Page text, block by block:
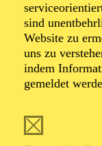
sind
Website zu
uns zu
indem
gemeldet
Tanz-
Musik von
Wolfgang